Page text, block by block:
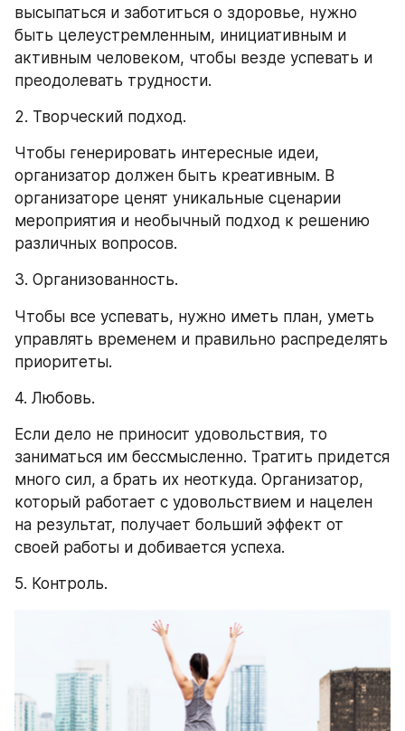
высыпаться и заботиться о здоровье, нужно
быть целеустремленным, инициативным и
активным человеком, чтобы везде успевать и
преодолевать трудности.
2. Творческий подход.
Чтобы генерировать интересные идеи,
организатор должен быть креативным. В
организаторе ценят уникальные сценарии
мероприятия и необычный подход к решению
различных вопросов.
3. Организованность.
Чтобы все успевать, нужно иметь план, уметь
управлять временем и правильно распределять
приоритеты.
4. Любовь.
Если дело не приносит удовольствия, то
заниматься им бессмысленно. Тратить придется
много сил, а брать их неоткуда. Организатор,
который работает с удовольствием и нацелен
на результат, получает больший эффект от
своей работы и добивается успеха.
5. Контроль.